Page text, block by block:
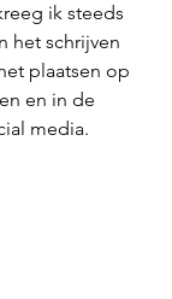
ik steeds
het schrijven
plaatsen op
en in de
media.